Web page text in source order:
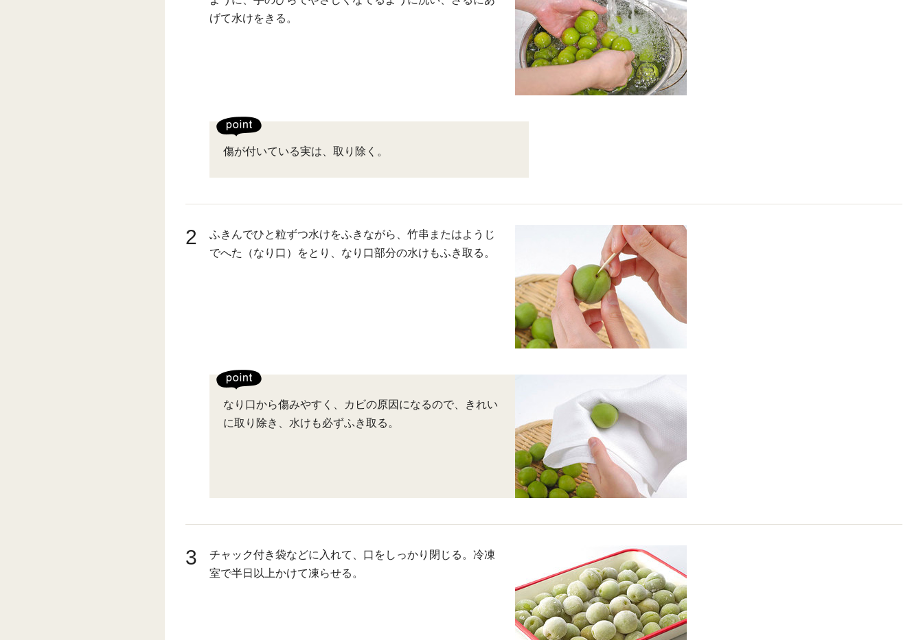
げて水けをきる。
傷が付いている実は、取り除く。
2
ふきんでひと粒ずつ水けをふきながら、竹串またはようじ
でへた（なり口）をとり、なり口部分の水けもふき取る。
なり口から傷みやすく、カビの原因になるので、きれい
に取り除き、水けも必ずふき取る。
3
チャック付き袋などに入れて、口をしっかり閉じる。冷凍
室で半日以上かけて凍らせる。